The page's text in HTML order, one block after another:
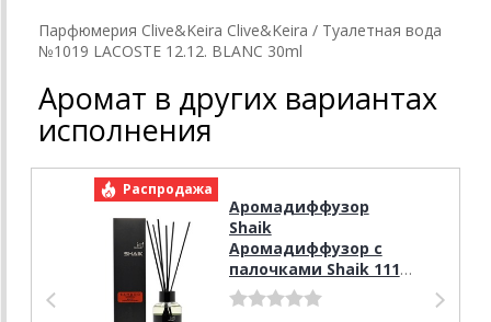
Парфюмерия Clive&Keira Clive&Keira / Туалетная вода
№1019 LACOSTE 12.12. BLANC 30ml
Аромат в других вариантах
исполнения
Распродажа
Аромадиффузор
Shaik
Аромадиффузор с
палочками Shaik 111
(Lacoste eau de
Lacoste L.12.12 Blanc)